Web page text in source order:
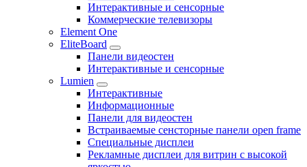
Интерактивные и сенсорные
Коммерческие телевизоры
Element One
EliteBoard
Панели видеостен
Интерактивные и сенсорные
Lumien
Интерактивные
Информационные
Панели для видеостен
Встраиваемые сенсторные панели open frame
Специальные дисплеи
Рекламные дисплеи для витрин с высокой